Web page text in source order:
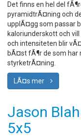
Det finns en hel del
pyramidtrÃ¤ning och
upplÃ¤gg som passar
kaloriunderskott och
och intensiteten blir
bÃ¤st fÃ¶r de som
styrketrÃ¤ning.
LÃ¤s mer
Jason
5x5